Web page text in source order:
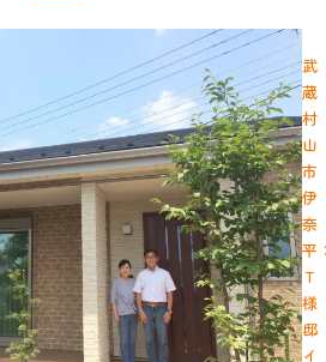
武
蔵
村
山
市
伊
奈
平
Ｔ
様
邸
イ